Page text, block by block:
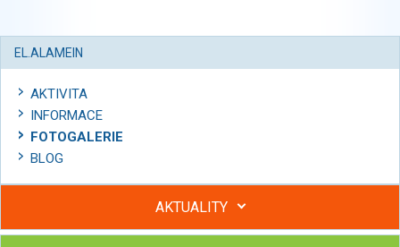
EL.ALAMEIN
AKTIVITA
INFORMACE
FOTOGALERIE
BLOG
AKTUALITY